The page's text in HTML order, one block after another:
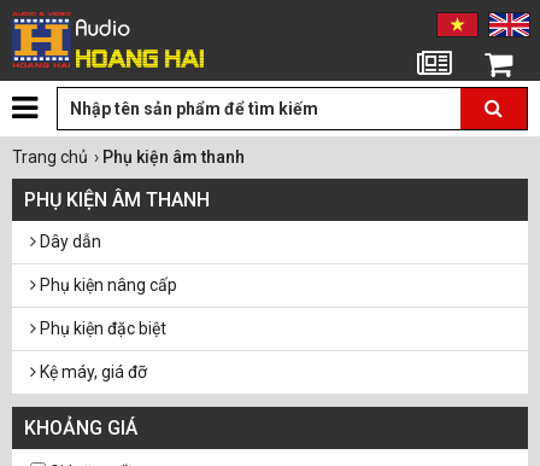
Giỏ hàng
Trang chủ › Phụ kiện âm thanh
PHỤ KIỆN ÂM THANH
Dây dẫn
Phụ kiện nâng cấp
Phụ kiện đặc biệt
Kệ máy, giá đỡ
Tiêu âm, tán âm. Tube trap
Dụng cụ vệ sinh DeOxit
KHOẢNG GIÁ